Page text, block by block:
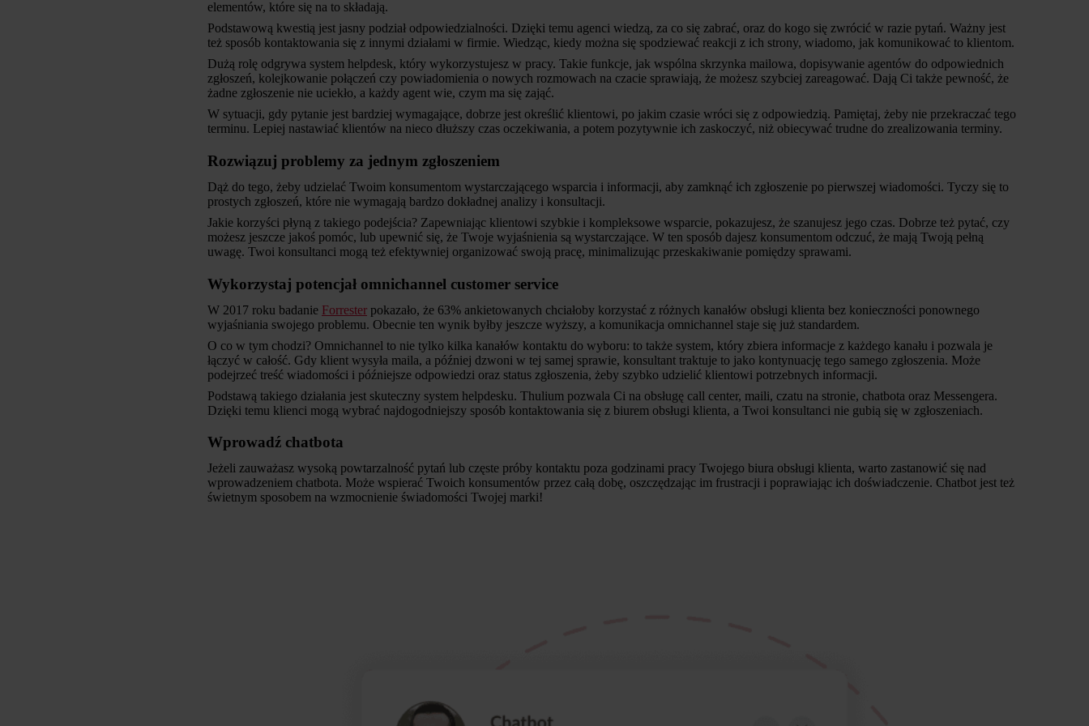
elementów, które się na to składają.
Podstawową kwestią jest jasny podział odpowiedzialności. Dzięki temu agenci wiedzą, za co się zabrać, oraz do kogo się zwrócić w razie pytań. Ważny jest
też sposób kontaktowania się z innymi działami w firmie. Wiedząc, kiedy można się spodziewać reakcji z ich strony, wiadomo, jak komunikować to klientom.
Dużą rolę odgrywa system helpdesk, który wykorzystujesz w pracy. Takie funkcje, jak wspólna skrzynka mailowa, dopisywanie agentów do odpowiednich
zgłoszeń, kolejkowanie połączeń czy powiadomienia o nowych rozmowach na czacie sprawiają, że możesz szybciej zareagować. Dają Ci także pewność, że
żadne zgłoszenie nie uciekło, a każdy agent wie, czym ma się zająć.
W sytuacji, gdy pytanie jest bardziej wymagające, dobrze jest określić klientowi, po jakim czasie wróci się z odpowiedzią. Pamiętaj, żeby nie przekraczać tego
terminu. Lepiej nastawiać klientów na nieco dłuższy czas oczekiwania, a potem pozytywnie ich zaskoczyć, niż obiecywać trudne do zrealizowania terminy.
Rozwiązuj problemy za jednym zgłoszeniem
Dąż do tego, żeby udzielać Twoim konsumentom wystarczającego wsparcia i informacji, aby zamknąć ich zgłoszenie po pierwszej wiadomości. Tyczy się to
prostych zgłoszeń, które nie wymagają bardzo dokładnej analizy i konsultacji.
Jakie korzyści płyną z takiego podejścia? Zapewniając klientowi szybkie i kompleksowe wsparcie, pokazujesz, że szanujesz jego czas. Dobrze też pytać, czy
możesz jeszcze jakoś pomóc, lub upewnić się, że Twoje wyjaśnienia są wystarczające. W ten sposób dajesz konsumentom odczuć, że mają Twoją pełną
uwagę. Twoi konsultanci mogą też efektywniej organizować swoją pracę, minimalizując przeskakiwanie pomiędzy sprawami.
Wykorzystaj potencjał omnichannel customer service
W 2017 roku badanie Forrester pokazało, że 63% ankietowanych chciałoby korzystać z różnych kanałów obsługi klienta bez konieczności ponownego
wyjaśniania swojego problemu. Obecnie ten wynik byłby jeszcze wyższy, a komunikacja omnichannel staje się już standardem.
O co w tym chodzi? Omnichannel to nie tylko kilka kanałów kontaktu do wyboru: to także system, który zbiera informacje z każdego kanału i pozwala je
łączyć w całość. Gdy klient wysyła maila, a później dzwoni w tej samej sprawie, konsultant traktuje to jako kontynuację tego samego zgłoszenia. Może
podejrzeć treść wiadomości i późniejsze odpowiedzi oraz status zgłoszenia, żeby szybko udzielić klientowi potrzebnych informacji.
Podstawą takiego działania jest skuteczny system helpdesku. Thulium pozwala Ci na obsługę call center, maili, czatu na stronie, chatbota oraz Messengera.
Dzięki temu klienci mogą wybrać najdogodniejszy sposób kontaktowania się z biurem obsługi klienta, a Twoi konsultanci nie gubią się w zgłoszeniach.
Wprowadź chatbota
Jeżeli zauważasz wysoką powtarzalność pytań lub częste próby kontaktu poza godzinami pracy Twojego biura obsługi klienta, warto zastanowić się nad
wprowadzeniem chatbota. Może wspierać Twoich konsumentów przez całą dobę, oszczędzając im frustracji i poprawiając ich doświadczenie. Chatbot jest też
świetnym sposobem na wzmocnienie świadomości Twojej marki!